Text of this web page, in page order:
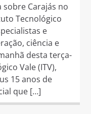
Carajás no
Tecnológico
e
ciência e
desta terça-
Vale (ITV),
15 anos de
que […]